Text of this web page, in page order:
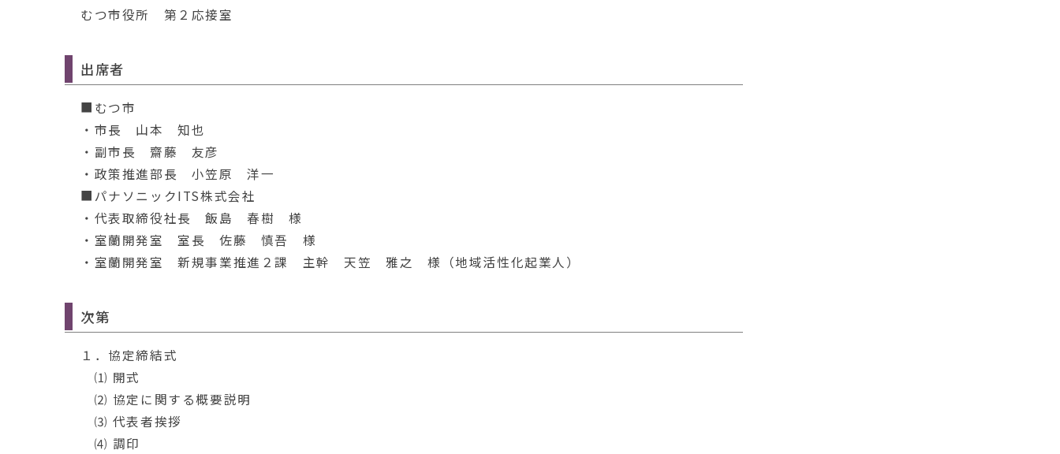
むつ市役所 第２応接室
出席者
■むつ市
・市長 山本 知也
・副市長 齋藤 友彦
・政策推進部長 小笠原 洋一
■パナソニックITS株式会社
・代表取締役社長 飯島 春樹 様
・室蘭開発室 室長 佐藤 慎吾 様
・室蘭開発室 新規事業推進２課 主幹 天笠 雅之 様（地域活性化起業人）
次第
１．協定締結式
⑴ 開式
⑵ 協定に関する概要説明
⑶ 代表者挨拶
⑷ 調印